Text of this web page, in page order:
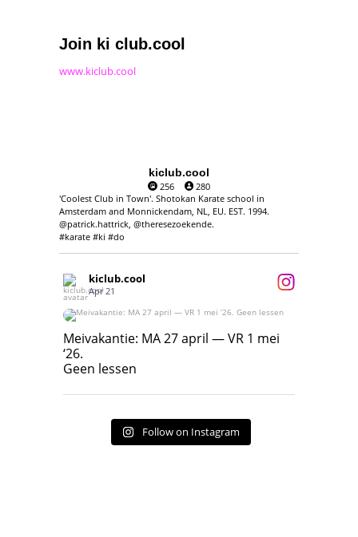
Join ki club.cool
www.kiclub.cool
kiclub.cool
256
280
'Coolest Club in Town'. Shotokan Karate school in
Amsterdam and Monnickendam, NL, EU. EST. 1994.
@patrick.hattrick, @theresezoekende.
#karate #ki #do
kiclub.cool
Apr 21
Meivakantie: MA 27 april — VR 1 mei ‘26.
Geen lessen
Meivakantie: MA 27 april — VR 1 mei
‘26.
Geen lessen
Follow on Instagram